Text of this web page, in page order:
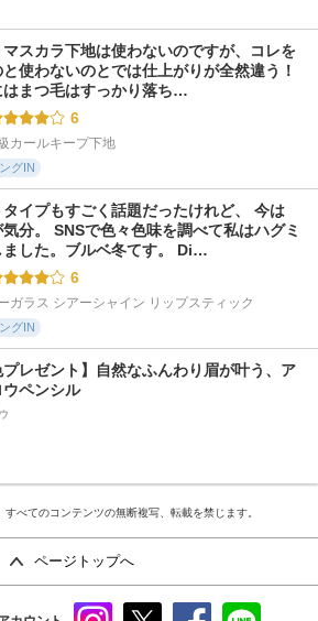
マスカラ下地は使わないのですが、コレを
使わないのとでは仕上がりが全然違う！
はまつ毛はすっかり落ち…
6
カールキープ下地
グIN
タイプもすごく話題だったけれど、 今は
分。 SNSで色々色味を調べて私はハグミ
ました。ブルベ冬てす。 Di…
6
ガラス シアーシャイン リップスティック
グIN
プレゼント】自然なふんわり眉が叶う、ア
ウペンシル
べてのコンテンツの無断複写、転載を禁じます。
ページトップへ